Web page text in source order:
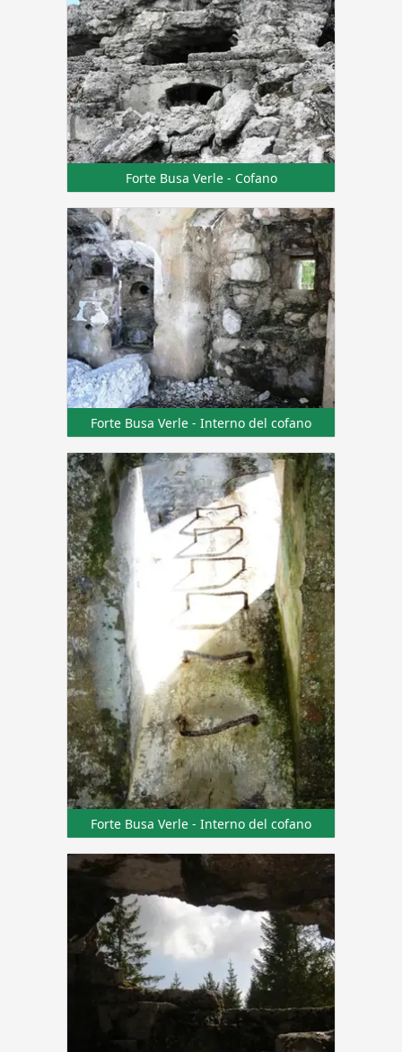
Forte Busa Verle - Cofano
Forte Busa Verle - Interno del cofano
Forte Busa Verle - Interno del cofano